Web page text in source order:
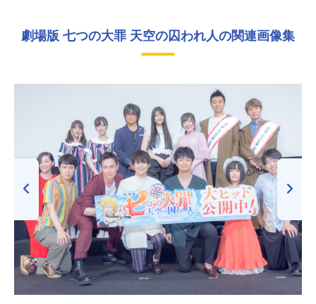
劇場版 七つの大罪 天空の囚われ人の関連画像集